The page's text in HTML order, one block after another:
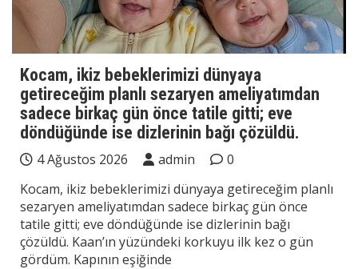
Kocam, ikiz bebeklerimizi dünyaya
getireceğim planlı sezaryen ameliyatımdan
sadece birkaç gün önce tatile gitti; eve
döndüğünde ise dizlerinin bağı çözüldü.
4 Ağustos 2026 admin
0
Kocam, ikiz bebeklerimizi dünyaya getireceğim planlı
sezaryen ameliyatımdan sadece birkaç gün önce
tatile gitti; eve döndüğünde ise dizlerinin bağı
çözüldü. Kaan’ın yüzündeki korkuyu ilk kez o gün
gördüm. Kapının eşiğinde